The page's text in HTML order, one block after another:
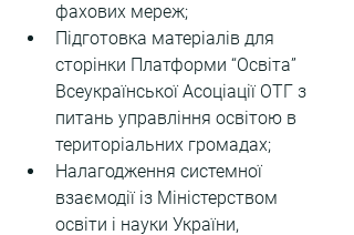
фахових мереж;
Підготовка матеріалів для
сторінки Платформи “Освіта”
Всеукраїнської Асоціації ОТГ з
питань управління освітою в
територіальних громадах;
Налагодження системної
взаємодії із Міністерством
освіти і науки України,